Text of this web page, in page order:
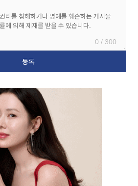
0 / 300